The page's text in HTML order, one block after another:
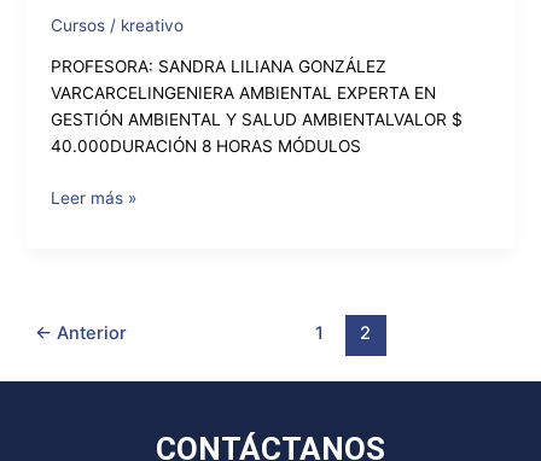
Cursos/ kreativo
PROFESORA: SANDRA LILIANA GONZÁLEZ
VARCARCELINGENIERA AMBIENTAL EXPERTA EN
GESTIÓN AMBIENTAL Y SALUD AMBIENTALVALOR $
40.000DURACIÓN 8 HORAS MÓDULOS
Leer más »
← Anterior 1 2
CONTÁCTANOS